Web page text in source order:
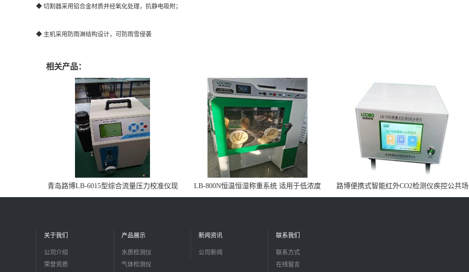
◆ 切割器采用铝合金材质并经氧化处理，抗静电吸附；
◆ 主机采用防雨淋结构设计，可防雨雪侵袭
相关产品：
青岛路博LB-6015型综合流量压力校准仪现
货
LB-800N恒温恒湿称重系统 适用于低浓度
烟尘采样滤膜烘干后使用
路博便携式智能红外CO2检测仪疾控公共场
所LB-7402
关于我们
公司介绍
荣誉资质
产品展示
水质检测仪
气体检测仪
新闻资讯
公司新闻
联系我们
联系方式
在线留言